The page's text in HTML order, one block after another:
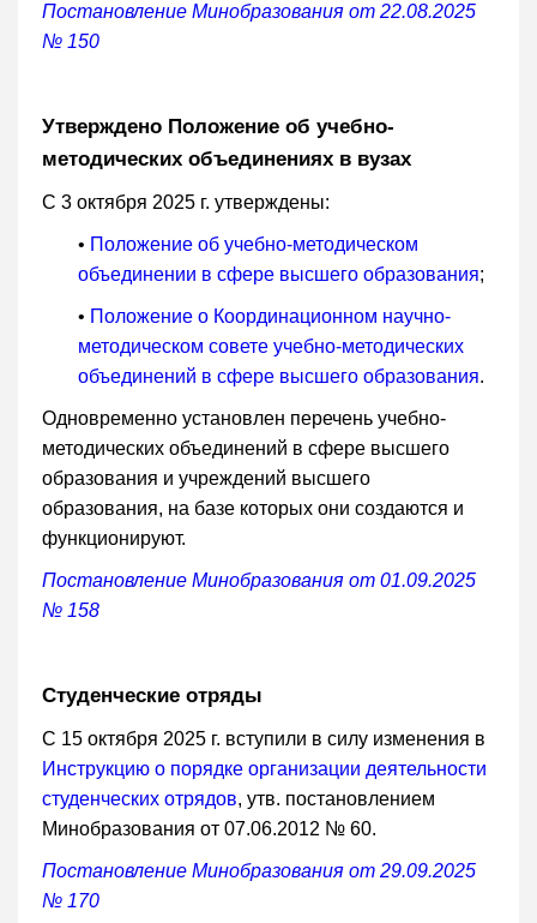
Постановление Минобразования от 22.08.2025
№ 150
Утверждено Положение об учебно-
методических объединениях в вузах
С 3 октября 2025 г. утверждены:
• Положение об учебно-методическом
объединении в сфере высшего образования;
• Положение о Координационном научно-
методическом совете учебно-методических
объединений в сфере высшего образования.
Одновременно установлен перечень учебно-
методических объединений в сфере высшего
образования и учреждений высшего
образования, на базе которых они создаются и
функционируют.
Постановление Минобразования от 01.09.2025
№ 158
Студенческие отряды
С 15 октября 2025 г. вступили в силу изменения в
Инструкцию о порядке организации деятельности
студенческих отрядов, утв. постановлением
Минобразования от 07.06.2012 № 60.
Постановление Минобразования от 29.09.2025
№ 170